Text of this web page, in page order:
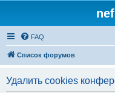
FAQ
Список форумов
Удалить cookies